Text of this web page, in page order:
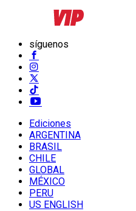
síguenos
Ediciones
ARGENTINA
BRASIL
CHILE
GLOBAL
MÉXICO
PERU
US ENGLISH